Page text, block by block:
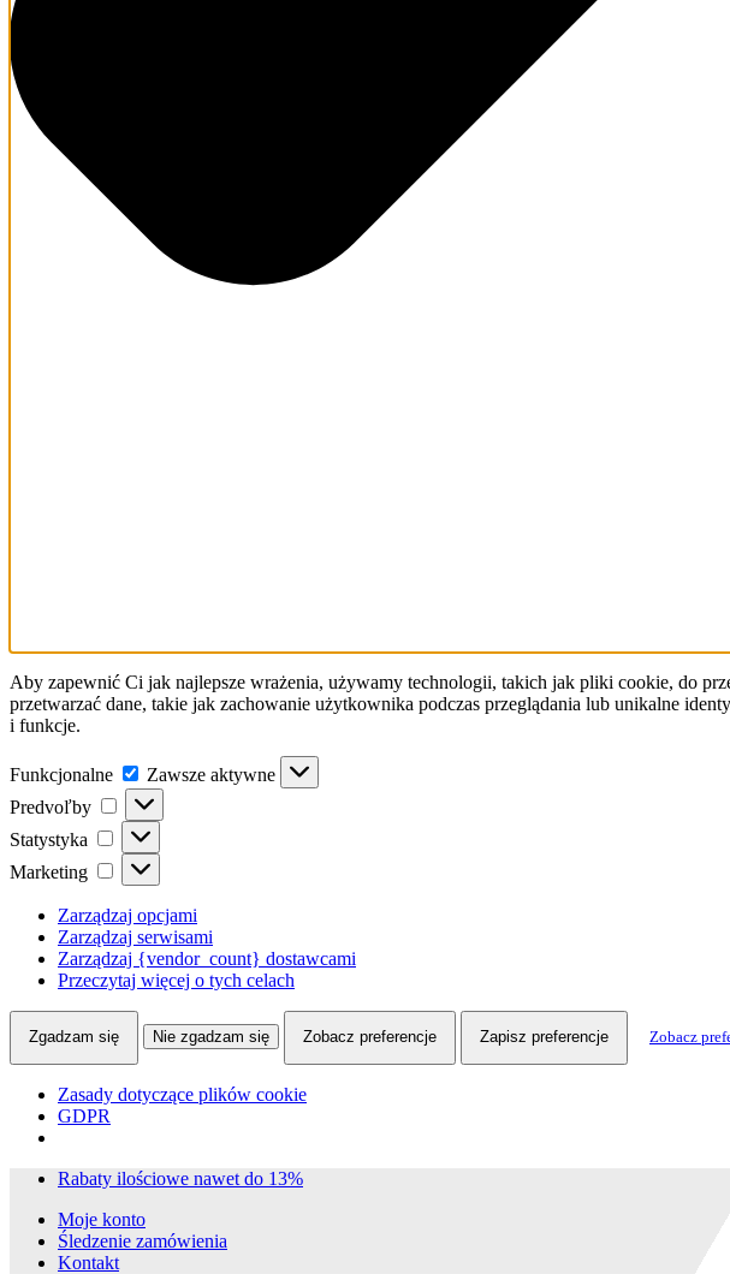
Aby zapewnić Ci jak najlepsze wrażenia, używamy technologii, takich jak pliki cookie, do
przetwarzać dane, takie jak zachowanie użytkownika podczas przeglądania lub unikalne
i funkcje.
Funkcjonalne Funkcjonalne
Zawsze aktywne
Predvoľby
Predvoľby
Statystyka Statystyka
Marketing Marketing
Zarządzaj opcjami
Zarządzaj serwisami
Zarządzaj {vendor_count} dostawcami
Przeczytaj więcej o tych celach
Zgadzam się Nie zgadzam się Zobacz preferencje Zapisz preferencje Zobacz
Zasady dotyczące plików cookie
GDPR
Skip
navigation
Skip
content
Rabaty ilościowe nawet do 13%
Moje konto
Śledzenie zamówienia
Kontakt